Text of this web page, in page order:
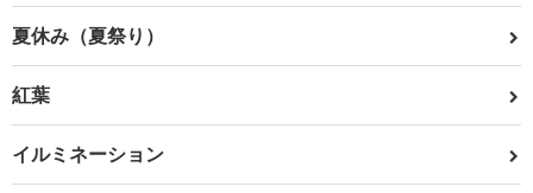
夏休み（夏祭り）
紅葉
イルミネーション